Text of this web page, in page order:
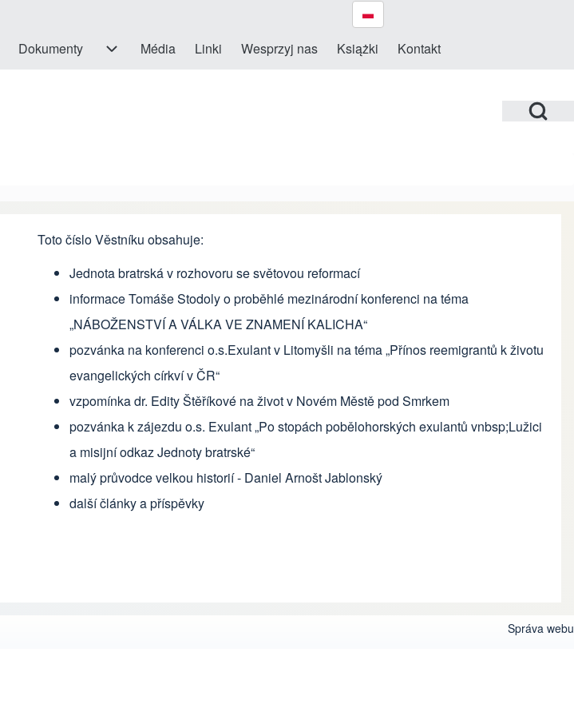
Dokumenty
Dokumenty sub-navigation
Média Linki Wesprzyj nas Książki Kontakt
Open Search
Toto číslo Věstníku obsahuje:
Jednota bratrská v rozhovoru se světovou reformací
informace Tomáše Stodoly o proběhlé mezinárodní konferenci na téma
„NÁBOŽENSTVÍ A VÁLKA VE ZNAMENÍ KALICHA“
pozvánka na konferenci o.s.Exulant v Litomyšli na téma „Přínos reemigrantů k životu
evangelických církví v ČR“
vzpomínka dr. Edity Štěříkové na život v Novém Městě pod Smrkem
pozvánka k zájezdu o.s. Exulant „Po stopách pobělohorských exulantů vnbsp;Lužici
a misijní odkaz Jednoty bratrské“
malý průvodce velkou historií - Daniel Arnošt Jablonský
další články a příspěvky
Správa webu